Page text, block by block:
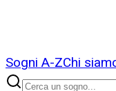
Sogni A-ZChi